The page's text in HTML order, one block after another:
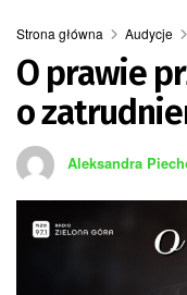
Strona główna Audycje
O prawie
o
Aleksandra